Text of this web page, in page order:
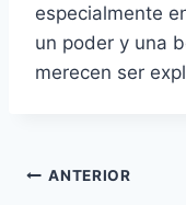
especialmente
un poder y una
merecen ser
Navegación
ANTERIOR